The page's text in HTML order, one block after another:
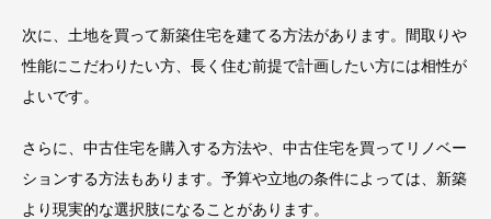
次に、土地を買って新築住宅を建てる方法があります。間取りや
性能にこだわりたい方、長く住む前提で計画したい方には相性が
よいです。
さらに、中古住宅を購入する方法や、中古住宅を買ってリノベー
ションする方法もあります。予算や立地の条件によっては、新築
より現実的な選択肢になることがあります。